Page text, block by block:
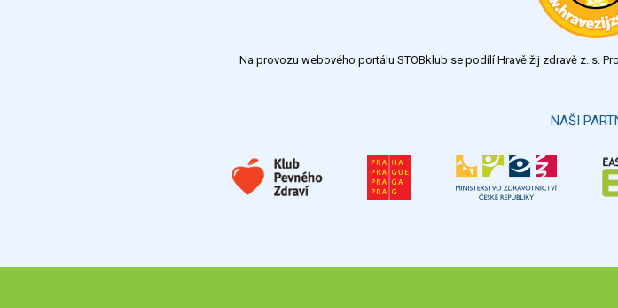
Na provozu webového portálu STOBklub se podílí Hravě žij zdravě z. s.
NAŠI